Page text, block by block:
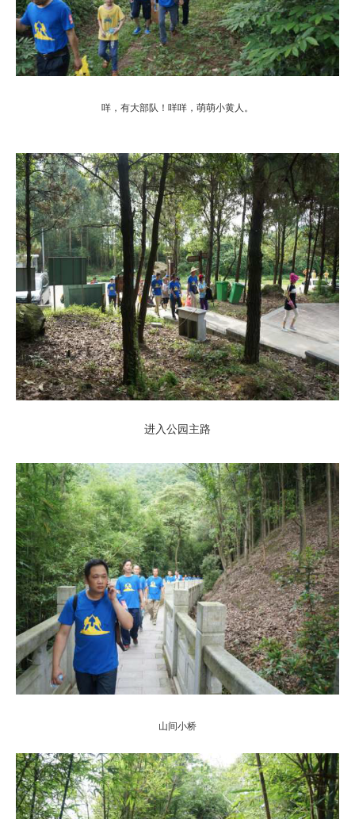
咩，有大部队！咩咩，萌萌小黄人。
进入公园主路
山间小桥